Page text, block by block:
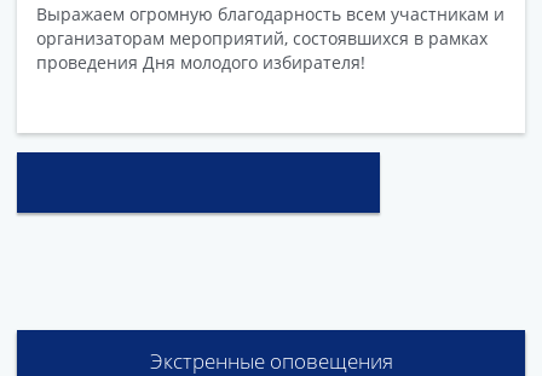
Выражаем огромную благодарность всем участникам и
организаторам мероприятий, состоявшихся в рамках
проведения Дня молодого избирателя!
Экстренные оповещения